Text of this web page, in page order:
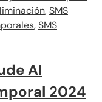
,SMS
,SMS
AI
2024